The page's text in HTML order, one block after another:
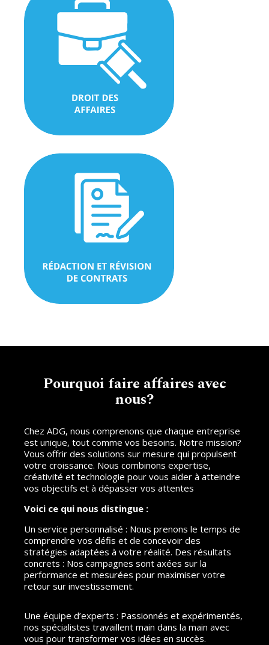
Pourquoi faire affaires avec
nous?
Chez ADG, nous comprenons que chaque entreprise
est unique, tout comme vos besoins. Notre mission?
Vous offrir des solutions sur mesure qui propulsent
votre croissance. Nous combinons expertise,
créativité et technologie pour vous aider à atteindre
vos objectifs et à dépasser vos attentes
Voici ce qui nous distingue :
Un service personnalisé : Nous prenons le temps de
comprendre vos défis et de concevoir des
stratégies adaptées à votre réalité. Des résultats
concrets : Nos campagnes sont axées sur la
performance et mesurées pour maximiser votre
retour sur investissement.
Une équipe d’experts : Passionnés et expérimentés,
nos spécialistes travaillent main dans la main avec
vous pour transformer vos idées en succès.